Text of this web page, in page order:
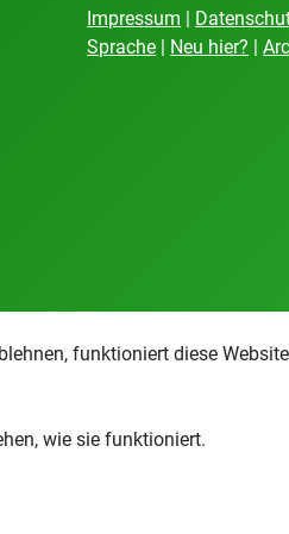
Impressum
Sprache
Neu hier? |
funktioniert diese
wie sie funktioniert.